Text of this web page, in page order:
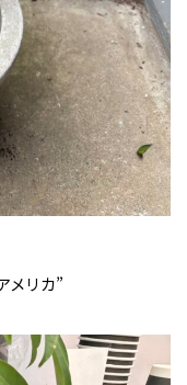
メリカ”